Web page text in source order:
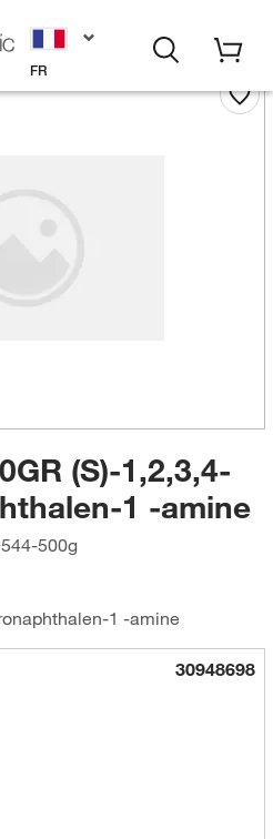
FR
(S)-1,2,3,4-
1 -amine
500g
1 -amine
30948698